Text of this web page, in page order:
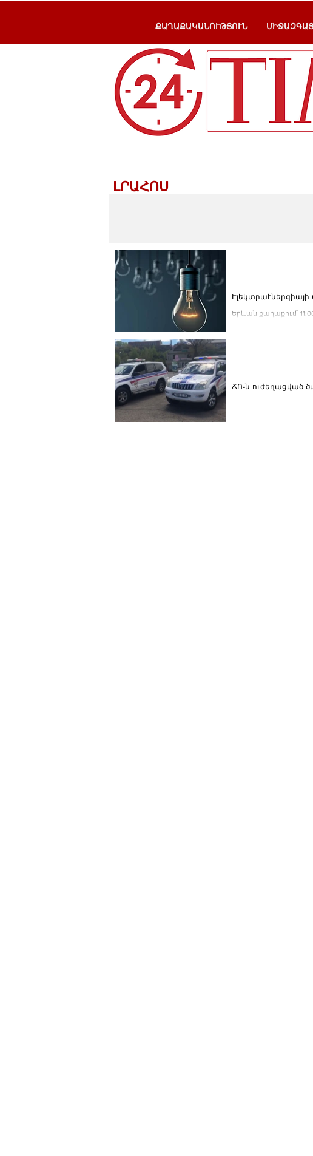
ՔԱՂԱՔԱԿԱՆՈՒԹՅՈՒՆ
ԼՐԱՀՈՍ
Երևան քաղաքում՝
ՃՈ-ն ուժեղացված